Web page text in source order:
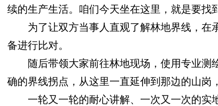
续的生产生活。咱们今天坐在这里，就是要
为了让双方当事人直观了解林地界线，
备进行比对。
随后带领大家前往林地现场，使用专业
确的界线拐点，从这里一直延伸到那边的山岗
一轮又一轮的耐心讲解、一次又一次的实